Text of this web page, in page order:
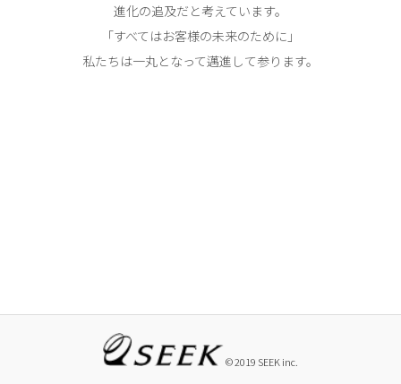
進化の追及だと考えています。
「すべてはお客様の未来のために」
私たちは一丸となって邁進して参ります。
© 2019 SEEK inc.